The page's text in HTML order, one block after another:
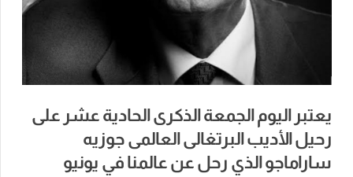
يعتبر اليوم الجمعة الذكرى الحادية عشر على
رحيل الأديب البرتغالى العالمى جوزيه
ساراماجو الذي رحل عن عالمنا في يونيو